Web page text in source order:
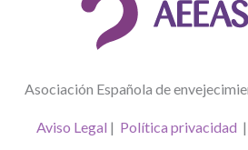
Asociación Española de
Aviso Legal | Política privacidad |